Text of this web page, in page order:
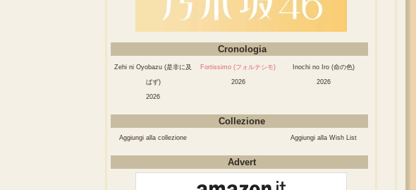
Cronologia
Zehi ni Oyobazu (是非に及
ばず)
2026
Fortissimo (フォルテシモ)
2026
Inochi no Iro (命の色)
2026
Collezione
Aggiungi alla collezione Aggiungi alla Wish List
Advert